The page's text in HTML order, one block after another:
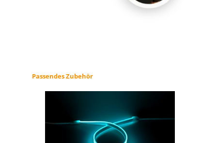
Produktgalerie überspringen
Passendes Zubehör